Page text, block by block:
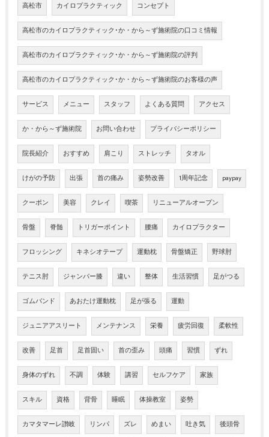
高松市 カイロプラクティック コンセプト
高松市のカイロプラクティック･か・から～ず施術院の口コミ情報
高松市のカイロプラクティック･か・から～ず施術院の評判
高松市のカイロプラクティック･か・から～ず施術院のお客様の声
サービス メニュー スタッフ よくある質問 アクセス
か・から～ず施術院 お問い合わせ プライバシーポリシー
院長紹介 おすすめ 肩こり ストレッチ タオル
けがの予防 出張 首の痛み 姿勢改善 1周年記念 paypay
クーポン 美容 クレイ 喫茶 リニューアルオープン
骨盤 脊髄 トリガーポイント 腰痛 カイロプラクター
フロッシング キネシオテープ 運動枕 骨盤矯正 野球肘
テニス肘 ジャンパー膝 違い 整体 生活習慣 足がつる
ゴムバンド あおたけ運動枕 足が張る 運動
ジュニアアスリート メンテナンス 栄養 疲労回復 柔軟性
改善 足首 足首固い 首の歪み 頭痛 習慣 ずれ
身体のずれ 不調 体験 講習 セルフケア 家族
スキル 資格 背骨 睡眠 体操教室 姿勢
カマタマーレ讃岐 リンパ ズレ めまい 吐き気 後頭骨